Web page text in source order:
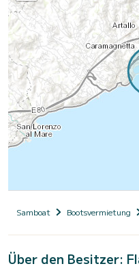
Samboat Bootsvermietung
Über den Besitzer: